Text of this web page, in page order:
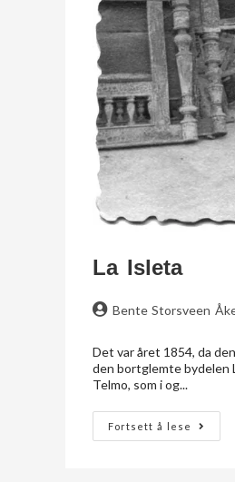
La Isleta
Bente Storsveen
Det var året 1854, da
den bortglemte bydelen
Telmo, som i og...
Fortsett å lese